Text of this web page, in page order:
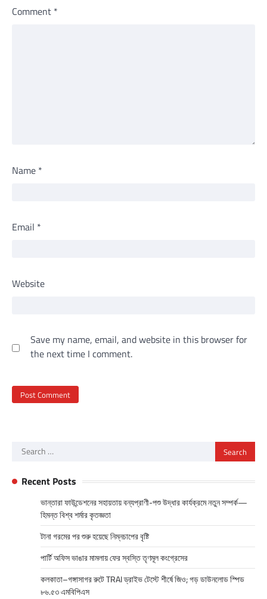
Comment *
Name *
Email *
Website
Save my name, email, and website in this browser for
the next time I comment.
Search
Recent Posts
ভান্তারা ফাউন্ডেশনের সহায়তায় বন্যপ্রাণী-পশু উদ্ধার কার্যক্রমে নতুন সম্পর্ক—
হিমন্ত বিশ্ব শর্মার কৃতজ্ঞতা
টানা গরমের পর শুরু হয়েছে নিম্নচাপের বৃষ্টি
পার্টি অফিস ভাঙার মামলায় ফের স্বস্তি তৃণমূল কংগ্রেসের
কলকাতা–গঙ্গাসাগর রুটে TRAI ড্রাইভ টেস্টে শীর্ষে জিও; গড় ডাউনলোড স্পিড
৮৬.৫৩ এমবিপিএস